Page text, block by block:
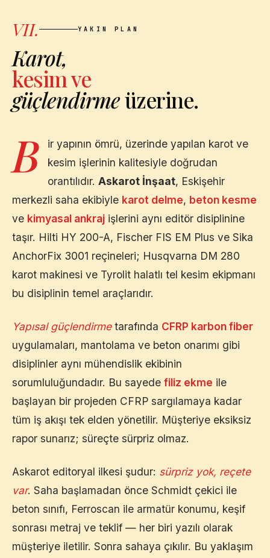
VII. YAKIN PLAN
Karot,
kesim ve
güçlendirmeüzerine.
B
ir yapının ömrü, üzerinde yapılan karot ve
kesim işlerinin kalitesiyle doğrudan
orantılıdır. Askarot İnşaat, Eskişehir
merkezli saha ekibiyle karot delme, beton kesme
ve kimyasal ankraj işlerini aynı editör disiplinine
taşır. Hilti HY 200-A, Fischer FIS EM Plus ve Sika
AnchorFix 3001 reçineleri; Husqvarna DM 280
karot makinesi ve Tyrolit halatlı tel kesim ekipmanı
bu disiplinin temel araçlarıdır.
Yapısal güçlendirmetarafında CFRP karbon fiber
uygulamaları, mantolama ve beton onarımı gibi
disiplinler aynı mühendislik ekibinin
sorumluluğundadır. Bu sayede filiz ekme ile
başlayan bir projeden CFRP sargılamaya kadar
tüm iş akışı tek elden yönetilir. Müşteriye eksiksiz
rapor sunarız; süreçte sürpriz olmaz.
Askarot editoryal ilkesi şudur: sürpriz yok, reçete
var. Saha başlamadan önce Schmidt çekici ile
beton sınıfı, Ferroscan ile armatür konumu, keşif
sonrası metraj ve teklif — her biri yazılı olarak
müşteriye iletilir. Sonra sahaya çıkılır. Bu yaklaşım